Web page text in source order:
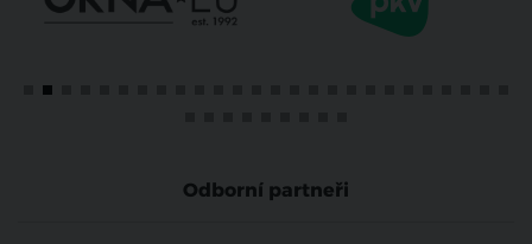
Odborní partneři